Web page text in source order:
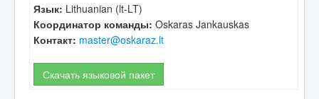
Язык: Lithuanian (lt-LT)
Координатор команды: Oskaras Jankauskas
Контакт: master@oskaraz.lt
Скачать языковой пакет